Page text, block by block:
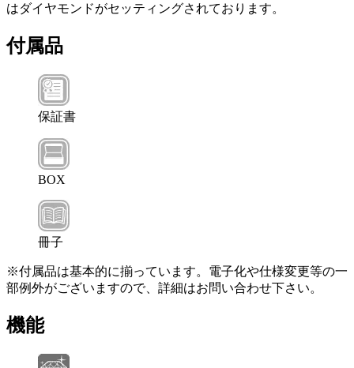
はダイヤモンドがセッティングされております。
付属品
保証書
BOX
冊子
※付属品は基本的に揃っています。電子化や仕様変更等の一
部例外がございますので、詳細はお問い合わせ下さい。
機能